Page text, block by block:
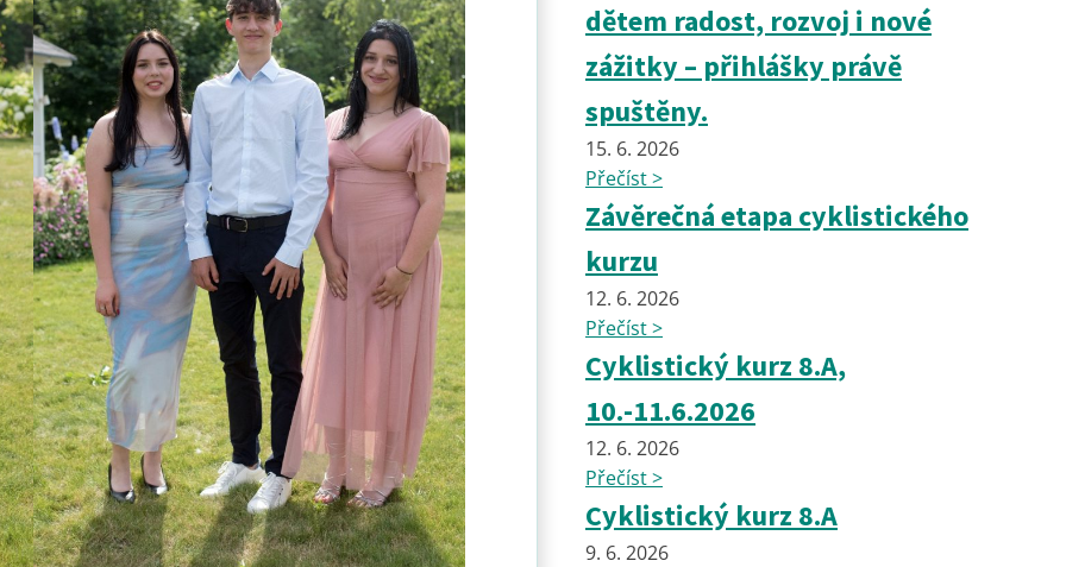
dětem radost, rozvoj i nové
zážitky – přihlášky právě
spuštěny.
15. 6. 2026
Přečíst >
Závěrečná etapa cyklistického
kurzu
12. 6. 2026
Přečíst >
Cyklistický kurz 8.A,
10.-11.6.2026
12. 6. 2026
Přečíst >
Cyklistický kurz 8.A
9. 6. 2026